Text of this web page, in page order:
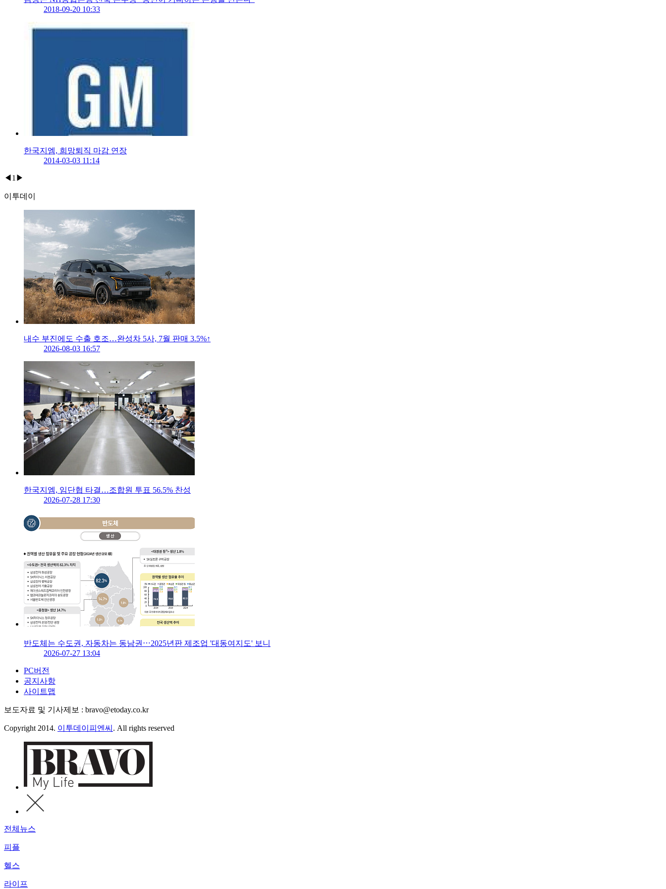
2018-09-20 10:33
한국지엠, 희망퇴직 마감 연장
2014-03-03 11:14
◀ 1 ▶
이투데이
내수 부진에도 수출 호조…완성차 5사, 7월 판매 3.5%↑
2026-08-03 16:57
한국지엠, 임단협 타결…조합원 투표 56.5% 찬성
2026-07-28 17:30
반도체는 수도권, 자동차는 동남권⋯2025년판 제조업 '대동여지도' 보니
2026-07-27 13:04
PC버전
공지사항
사이트맵
보도자료 및 기사제보 : bravo@etoday.co.kr
Copyright 2014. 이투데이피엔씨 . All rights reserved
전체뉴스
피플
헬스
라이프